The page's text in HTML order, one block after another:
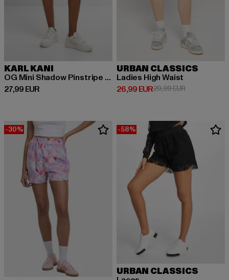
KARL KANI
OG Mini Shadow Pinstripe Shorts
27,99 EUR
Derzeitiger Preis: 27,99 EUR
URBAN CLASSICS
Ladies High Waist
26,99 EUR
Derzeitiger Preis: 26,99 EUR
29,99 EURAktionspreis:
-30% -58%
URBAN CLASSICS